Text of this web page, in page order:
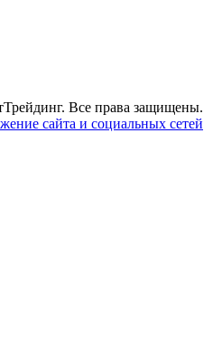
Все права защищены.
сайта и социальных сетей